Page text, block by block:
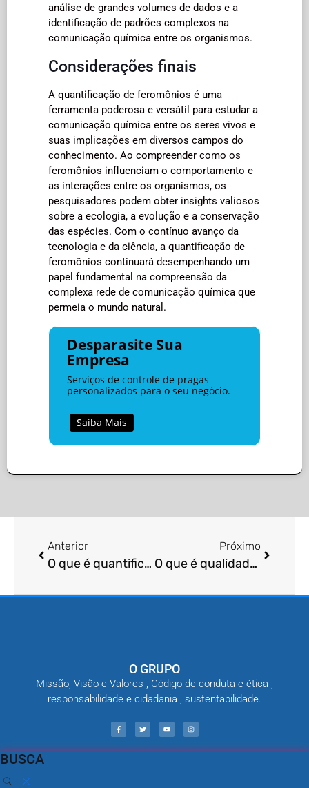
análise de grandes volumes de dados e a
identificação de padrões complexos na
comunicação química entre os organismos.
Considerações finais
A quantificação de feromônios é uma
ferramenta poderosa e versátil para estudar a
comunicação química entre os seres vivos e
suas implicações em diversos campos do
conhecimento. Ao compreender como os
feromônios influenciam o comportamento e
as interações entre os organismos, os
pesquisadores podem obter insights valiosos
sobre a ecologia, a evolução e a conservação
das espécies. Com o contínuo avanço da
tecnologia e da ciência, a quantificação de
feromônios continuará desempenhando um
papel fundamental na compreensão da
complexa rede de comunicação química que
permeia o mundo natural.
Desparasite Sua
Empresa
Serviços de controle de pragas
personalizados para o seu negócio.
Saiba Mais
Anterior
O que é quantificação de pesticidas?
Próximo
O que é qualidade da água no controle de pragas?
O GRUPO
Missão, Visão e Valores , Código de conduta e ética ,
responsabilidade e cidadania , sustentabilidade.
BUSCA